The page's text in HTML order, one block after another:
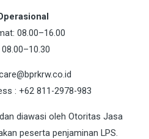
08.00–16.00
: +62 811-2978-983
diawasi oleh Otoritas Jasa
peserta penjaminan LPS.